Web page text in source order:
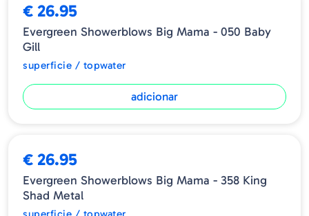
€ 26.95
Evergreen Showerblows Big Mama - 050 Baby
Gill
superficie / topwater
adicionar
€ 26.95
Evergreen Showerblows Big Mama - 358 King
Shad Metal